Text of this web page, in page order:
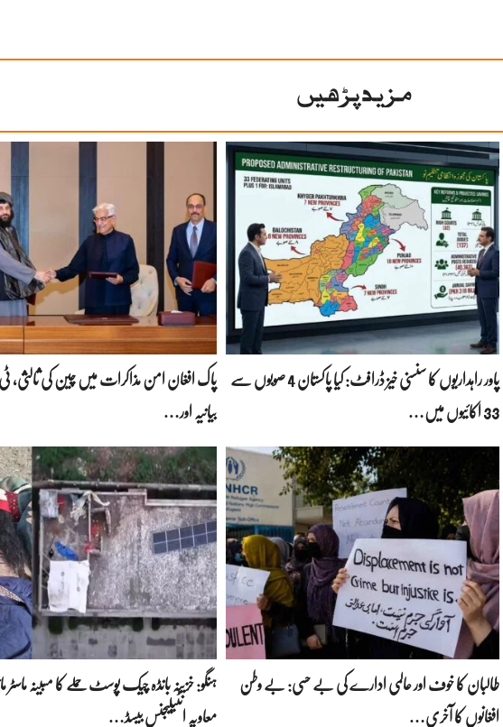
مزید پڑھیں
پاور راہداریوں کا سنسنی خیز ڈرافٹ: کیا پاکستان 4 صوبوں سے
33 اکائیوں میں…
پاک افغان امن مذاکرات میں چین کی ثالثی،
بیانیہ اور…
طالبان کا خوف اور عالمی ادارے کی بے حسی: بے وطن
افغانوں کا آخری…
ہنگو: خزینہ بانڈہ چیک پوسٹ حملے کا مبینہ ماسٹر
معاویہ انٹیلیجنس بیسڈ…